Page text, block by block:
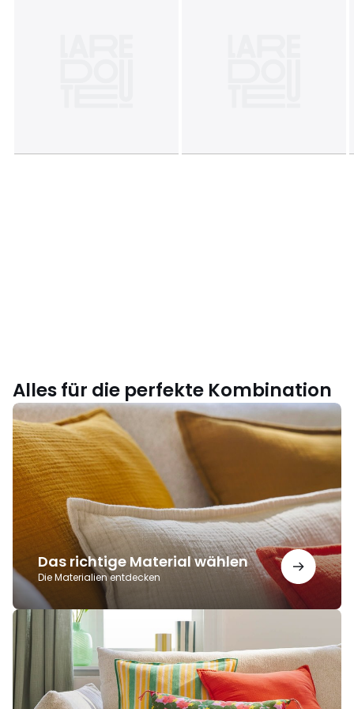
Alles für die perfekte Kombination
Das richtige Material wählen
Die Materialien entdecken
Das
richtige
Material
wählen
Die
Kunst
der
(schönen)
Kombinationen